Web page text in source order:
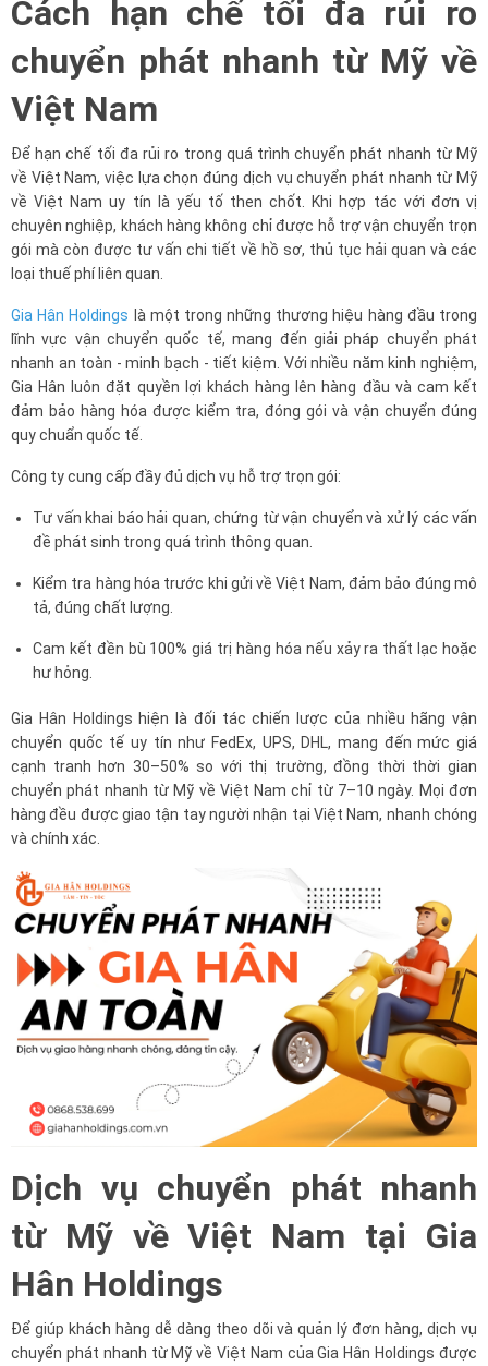
Cách hạn chế tối đa rủi ro
chuyển phát nhanh từ Mỹ về
Việt Nam
Để hạn chế tối đa rủi ro trong quá trình chuyển phát nhanh từ Mỹ
về Việt Nam, việc lựa chọn đúng dịch vụ chuyển phát nhanh từ Mỹ
về Việt Nam uy tín là yếu tố then chốt. Khi hợp tác với đơn vị
chuyên nghiệp, khách hàng không chỉ được hỗ trợ vận chuyển trọn
gói mà còn được tư vấn chi tiết về hồ sơ, thủ tục hải quan và các
loại thuế phí liên quan.
Gia Hân Holdings là một trong những thương hiệu hàng đầu trong
lĩnh vực vận chuyển quốc tế, mang đến giải pháp chuyển phát
nhanh an toàn - minh bạch - tiết kiệm. Với nhiều năm kinh nghiệm,
Gia Hân luôn đặt quyền lợi khách hàng lên hàng đầu và cam kết
đảm bảo hàng hóa được kiểm tra, đóng gói và vận chuyển đúng
quy chuẩn quốc tế.
Công ty cung cấp đầy đủ dịch vụ hỗ trợ trọn gói:
Tư vấn khai báo hải quan, chứng từ vận chuyển và xử lý các vấn
đề phát sinh trong quá trình thông quan.
Kiểm tra hàng hóa trước khi gửi về Việt Nam, đảm bảo đúng mô
tả, đúng chất lượng.
Cam kết đền bù 100% giá trị hàng hóa nếu xảy ra thất lạc hoặc
hư hỏng.
Gia Hân Holdings hiện là đối tác chiến lược của nhiều hãng vận
chuyển quốc tế uy tín như FedEx, UPS, DHL, mang đến mức giá
cạnh tranh hơn 30–50% so với thị trường, đồng thời thời gian
chuyển phát nhanh từ Mỹ về Việt Nam chỉ từ 7–10 ngày. Mọi đơn
hàng đều được giao tận tay người nhận tại Việt Nam, nhanh chóng
và chính xác.
Dịch vụ chuyển phát nhanh
từ Mỹ về Việt Nam tại Gia
Hân Holdings
Để giúp khách hàng dễ dàng theo dõi và quản lý đơn hàng, dịch vụ
chuyển phát nhanh từ Mỹ về Việt Nam của Gia Hân Holdings được